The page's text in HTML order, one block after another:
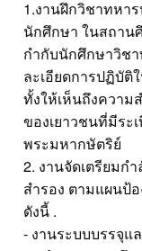
1.งานฝึกวิชาทหา
นักศึกษา ในสถาน
กำกับนักศึกษาวิชา
ละเอียดการปฏิบัติ
ทั้งให้เห็นถึงความ
ของเยาวชนที่มีระ
พระมหากษัตริย์
2. งานจัดเตรียมก
สำรอง ตามแผนป้
ดังนี้ .
- งานระบบบรรจุแ